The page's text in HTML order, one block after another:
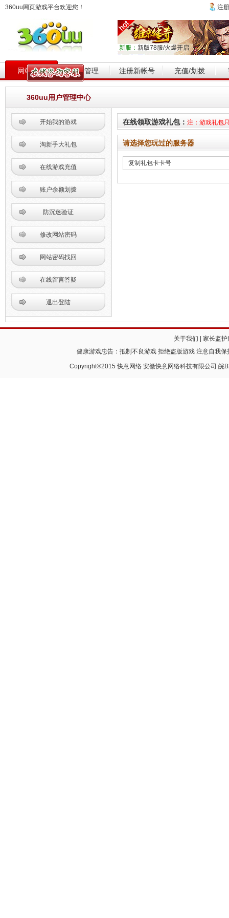
360uu网页游戏平台欢迎您！ 注册
新服： 新版78服/火爆开启
网站首页 帐号管理 注册新帐号 充值/划拨
360uu用户管理中心
开始我的游戏
淘新手大礼包
在线游戏充值
账户余额划拨
防沉迷验证
修改网站密码
网站密码找回
在线留言答疑
退出登陆
在线领取游戏礼包： 注：游戏礼包
请选择您玩过的服务器
关于我们
家长监护
健康游戏忠告：抵制不良游戏 拒绝盗版游戏 注意自我
Copyright®2015 快意网络 安徽快意网络科技有限公司 皖